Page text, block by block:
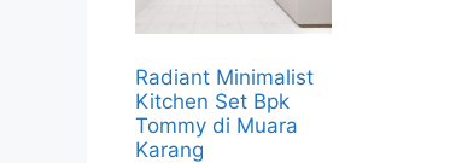
Radiant Minimalist
Kitchen Set Bpk
Tommy di Muara
Karang